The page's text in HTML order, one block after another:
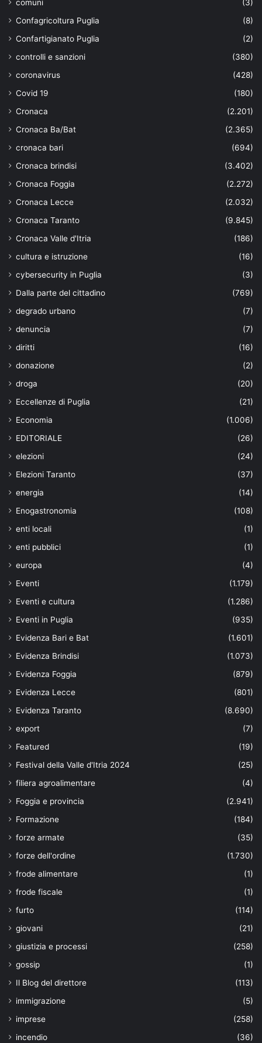
comuni
(3)
Confagricoltura Puglia
(8)
Confartigianato Puglia
(2)
controlli e sanzioni
(380)
coronavirus
(428)
Covid 19
(180)
Cronaca
(2.201)
Cronaca Ba/Bat
(2.365)
cronaca bari
(694)
Cronaca brindisi
(3.402)
Cronaca Foggia
(2.272)
Cronaca Lecce
(2.032)
Cronaca Taranto
(9.845)
Cronaca Valle d'Itria
(186)
cultura e istruzione
(16)
cybersecurity in Puglia
(3)
Dalla parte del cittadino
(769)
degrado urbano
(7)
denuncia
(7)
diritti
(16)
donazione
(2)
droga
(20)
Eccellenze di Puglia
(21)
Economia
(1.006)
EDITORIALE
(26)
elezioni
(24)
Elezioni Taranto
(37)
energia
(14)
Enogastronomia
(108)
enti locali
(1)
enti pubblici
(1)
europa
(4)
Eventi
(1.179)
Eventi e cultura
(1.286)
Eventi in Puglia
(935)
Evidenza Bari e Bat
(1.601)
Evidenza Brindisi
(1.073)
Evidenza Foggia
(879)
Evidenza Lecce
(801)
Evidenza Taranto
(8.690)
export
(7)
Featured
(19)
Festival della Valle d'Itria 2024
(25)
filiera agroalimentare
(4)
Foggia e provincia
(2.941)
Formazione
(184)
forze armate
(35)
forze dell'ordine
(1.730)
frode alimentare
(1)
frode fiscale
(1)
furto
(114)
giovani
(21)
giustizia e processi
(258)
gossip
(1)
Il Blog del direttore
(113)
immigrazione
(5)
imprese
(258)
incendio
(36)